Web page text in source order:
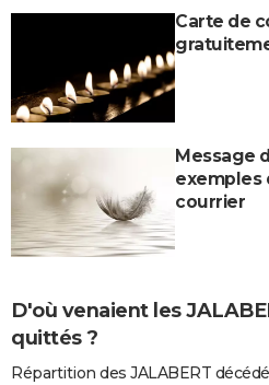
Carte de
Message
exemples
courrier
D'où venaient les
quittés ?
Répartition des JALABERT